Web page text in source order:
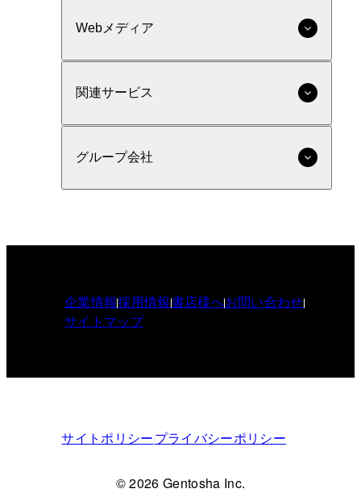
Webメディア
関連サービス
グループ会社
企業情報採用情報書店様へお問い合わせ
サイトマップ
サイトポリシープライバシーポリシー
© 2026 Gentosha Inc.